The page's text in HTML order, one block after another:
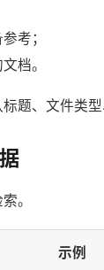
考；
档。
题、文件类
。
示例